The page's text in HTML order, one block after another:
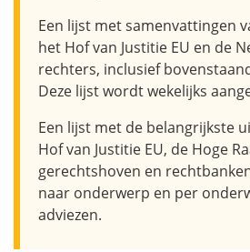
Een lijst met samenvattingen
het Hof van Justitie EU en de
rechters, inclusief
Deze lijst wordt wekelijks
Een lijst met de belangrijkste
Hof van Justitie EU, de Hoge
gerechtshoven en
naar onderwerp en per
adviezen.